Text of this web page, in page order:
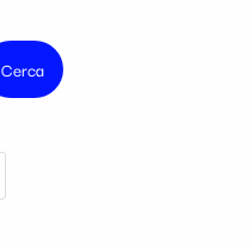
Cerca